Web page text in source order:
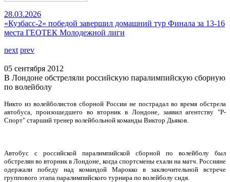
28.03.2026
«Кузбасс-2» победой завершил домашний тур Финала за 13-16
места ГЕОТЕК Молодежной лиги
next prev
05 сентября 2012
В Лондоне обстреляли российскую паралимпийскую сборную
по волейболу
Никто из волейболистов сборной России не пострадал во время обстрела
автобуса, произошедшего во вторник в Лондоне, заявил агентству "Р-
Спорт" старший тренер волейбольной команды Виктор Дьяков.
Автобус с российской паралимпийской сборной по волейболу был
обстрелян во вторник в Лондоне, когда спортсмены ехали на матч. Россияне
одержали победу над командой Марокко в заключительной встрече
группового этапа паралимпийского турнира по волейболу сидя.